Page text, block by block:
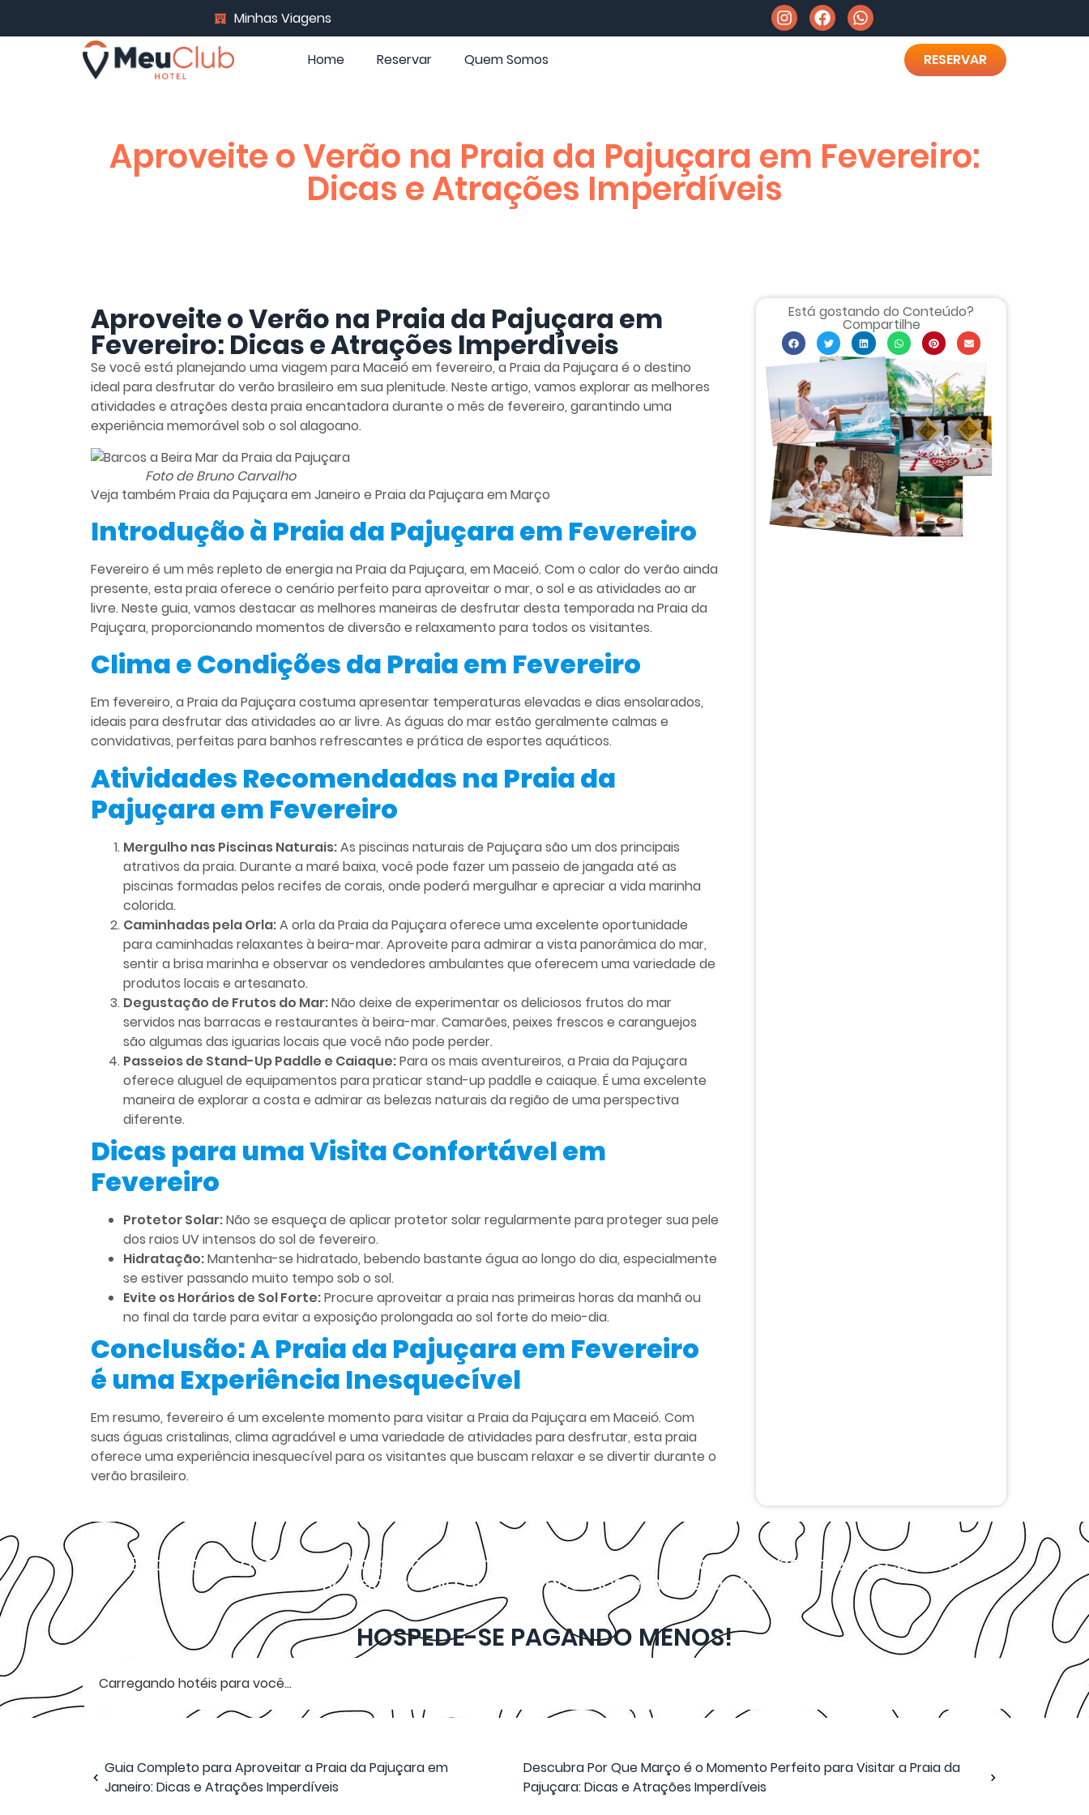
Minhas Viagens
Home Reservar Quem Somos RESERVAR
Aproveite o Verão na Praia da Pajuçara em Fevereiro:
Dicas e Atrações Imperdíveis
Aproveite o Verão na Praia da Pajuçara em
Fevereiro: Dicas e Atrações Imperdíveis
Se você está planejando uma viagem para Maceió em fevereiro, a Praia da Pajuçara é o destino
ideal para desfrutar do verão brasileiro em sua plenitude. Neste artigo, vamos explorar as melhores
atividades e atrações desta praia encantadora durante o mês de fevereiro, garantindo uma
experiência memorável sob o sol alagoano.
Foto de Bruno Carvalho
Veja tambémPraia da Pajuçara em Janeiro e Praia da Pajuçara em Março
Introdução à Praia da Pajuçara em Fevereiro
Fevereiro é um mês repleto de energia na Praia da Pajuçara, em Maceió. Com o calor do verão ainda
presente, esta praia oferece o cenário perfeito para aproveitar o mar, o sol e as atividades ao ar
livre. Neste guia, vamos destacar as melhores maneiras de desfrutar desta temporada na Praia da
Pajuçara, proporcionando momentos de diversão e relaxamento para todos os visitantes.
Clima e Condições da Praia em Fevereiro
Em fevereiro, a Praia da Pajuçara costuma apresentar temperaturas elevadas e dias ensolarados,
ideais para desfrutar das atividades ao ar livre. As águas do mar estão geralmente calmas e
convidativas, perfeitas para banhos refrescantes e prática de esportes aquáticos.
Atividades Recomendadas na Praia da
Pajuçara em Fevereiro
Mergulho nas Piscinas Naturais:As piscinas naturais de Pajuçara são um dos principais
atrativos da praia. Durante a maré baixa, você pode fazer um passeio de jangada até as
piscinas formadas pelos recifes de corais, onde poderá mergulhar e apreciar a vida marinha
colorida.
Caminhadas pela Orla:A orla da Praia da Pajuçara oferece uma excelente oportunidade
para caminhadas relaxantes à beira-mar. Aproveite para admirar a vista panorâmica do mar,
sentir a brisa marinha e observar os vendedores ambulantes que oferecem uma variedade de
produtos locais e artesanato.
Degustação de Frutos do Mar:Não deixe de experimentar os deliciosos frutos do mar
servidos nas barracas e restaurantes à beira-mar. Camarões, peixes frescos e caranguejos
são algumas das iguarias locais que você não pode perder.
Passeios de Stand-Up Paddle e Caiaque:Para os mais aventureiros, a Praia da Pajuçara
oferece aluguel de equipamentos para praticar stand-up paddle e caiaque. É uma excelente
maneira de explorar a costa e admirar as belezas naturais da região de uma perspectiva
diferente.
Dicas para uma Visita Confortável em
Fevereiro
Protetor Solar:Não se esqueça de aplicar protetor solar regularmente para proteger sua pele
dos raios UV intensos do sol de fevereiro.
Hidratação:Mantenha-se hidratado, bebendo bastante água ao longo do dia, especialmente
se estiver passando muito tempo sob o sol.
Evite os Horários de Sol Forte:Procure aproveitar a praia nas primeiras horas da manhã ou
no final da tarde para evitar a exposição prolongada ao sol forte do meio-dia.
Conclusão: A Praia da Pajuçara em Fevereiro
é uma Experiência Inesquecível
Em resumo, fevereiro é um excelente momento para visitar a Praia da Pajuçara em Maceió. Com
suas águas cristalinas, clima agradável e uma variedade de atividades para desfrutar, esta praia
oferece uma experiência inesquecível para os visitantes que buscam relaxar e se divertir durante o
verão brasileiro.
Está gostando do Conteúdo?
Compartilhe
Encontre o hotel perfeito para sua próxima Viagem ao pesquisar abaixo e descubra a
incrível economia que oferecemos em nossas tarifas.
HOSPEDE-SE PAGANDO MENOS!
Carregando hotéis para você...
Guia Completo para Aproveitar a Praia da Pajuçara em
Janeiro: Dicas e Atrações Imperdíveis
Descubra Por Que Março é o Momento Perfeito para Visitar a Praia da
Pajuçara: Dicas e Atrações Imperdíveis